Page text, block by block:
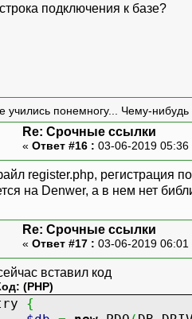
подключения к базе?
учились понемногу... Чему-нибудь
Re: Срочные ссылки
« Ответ #16 : 03-06-2019
register.php, регистрация
на Denwer, а в нем нет
Re: Срочные ссылки
« Ответ #17 : 03-06-2019
вставил код
(PHP)
{